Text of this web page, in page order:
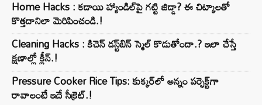
Home Hacks : కడాయి హ్యాండిల్‌పై గట్టి జిడ్డా? ఈ చిట్కాలతో
కొత్తదానిలా మెరిపించండి.!
Cleaning Hacks : కిచెన్ డస్ట్‌బిన్ స్మెల్ కొడుతోందా.? ఇలా చేస్తే
క్షణాల్లో క్లీన్.!
Pressure Cooker Rice Tips: కుక్కర్‌లో అన్నం పర్ఫెక్ట్‌గా
రావాలంటే ఇదే సీక్రెట్.!